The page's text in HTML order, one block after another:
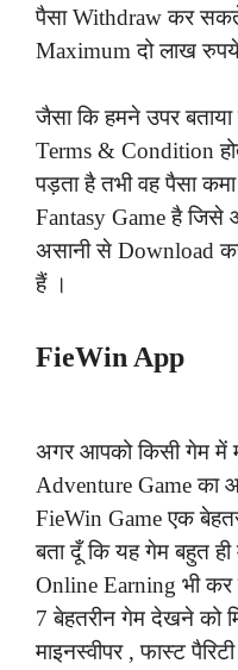
पैसा Withdraw कर
Maximum दो लाख
जैसा कि हमने उपर
Terms & Condition
पड़ता है तभी वह पैसा
Fantasy Game है
असानी से Download
हैं ।
FieWin App
अगर आपको किसी गेम में
Adventure Game का
FieWin Game एक
बता दूँ कि यह गेम बहुत
Online Earning भी
7 बेहतरीन गेम देखने को
माइनस्वीपर , फास्ट